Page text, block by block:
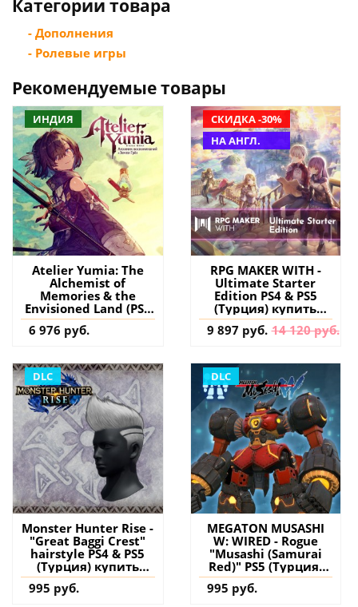
Категории товара
- Дополнения
- Ролевые игры
Рекомендуемые товары
ИНДИЯ
Atelier Yumia: The
Alchemist of
Memories & the
Envisioned Land (PS4
& PS5) (Индия)
купить игру на
6 976 руб.
СКИДКА -30%
НА АНГЛ.
RPG MAKER WITH -
Ultimate Starter
Edition PS4 & PS5
(Турция) купить
игру на аккаунт
9 897 руб. 14 120 руб.
DLC
Monster Hunter Rise -
"Great Baggi Crest"
hairstyle PS4 & PS5
(Турция) купить
дополнение на
аккаунт
995 руб.
DLC
MEGATON MUSASHI
W: WIRED - Rogue
"Musashi (Samurai
Red)" PS5 (Турция)
купить дополнение
на аккаунт
995 руб.